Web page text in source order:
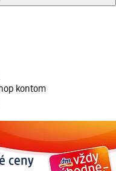
kontom
ceny